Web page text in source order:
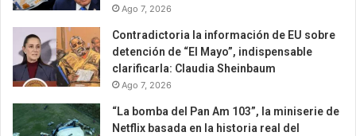
Ago 7, 2026
Contradictoria la información de EU sobre
detención de “El Mayo”, indispensable
clarificarla: Claudia Sheinbaum
Ago 7, 2026
“La bomba del Pan Am 103”, la miniserie de
Netflix basada en la historia real del